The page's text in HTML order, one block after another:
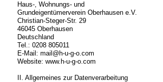
Haus-, Wohnungs- und
Grundeigentümerverein Oberhausen e.V.
Christian-Steger-Str. 29
46045 Oberhausen
Deutschland
Tel.: 0208 805011
E-Mail: mail@h-u-g-o.com
Website: www.h-u-g-o.com
II. Allgemeines zur Datenverarbeitung